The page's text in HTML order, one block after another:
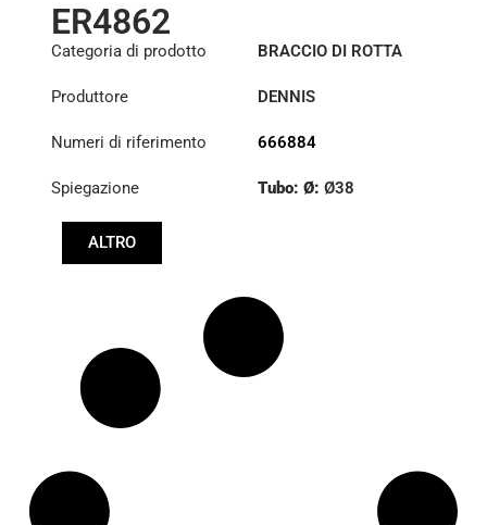
ER4862
Categoria di prodotto BRACCIO DI ROTTA
Produttore DENNIS
Numeri di riferimento 666884
Spiegazione Tubo: Ø: Ø38
ALTRO